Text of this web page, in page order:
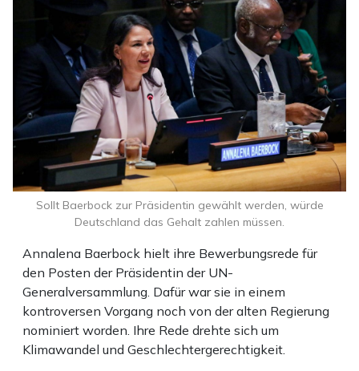
Annalena Baerbock hielt ihre Bewerbungsrede für
den Posten der Präsidentin der UN-
Generalversammlung. Dafür war sie in einem
kontroversen Vorgang noch von der alten Regierung
nominiert worden. Ihre Rede drehte sich um
Klimawandel und Geschlechtergerechtigkeit.
Sollt Baerbock zur Präsidentin gewählt werden, würde
Deutschland das Gehalt zahlen müssen.